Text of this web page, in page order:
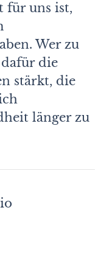
für uns ist,
Wer zu
die
stärkt, die
länger zu